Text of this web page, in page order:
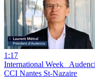
1:17
International Week_
CCI Nantes St-Nazaire